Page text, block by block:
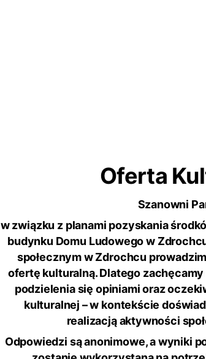
Oferta
Szanowni
w związku z planami pozyskania
budynku Domu Ludowego w
społecznym w Zdrochcu
ofertę kulturalną. Dlatego
podzielenia się opiniami oraz
kulturalnej – w kontekście
realizacją aktywności
Odpowiedzi są anonimowe, a wyniki